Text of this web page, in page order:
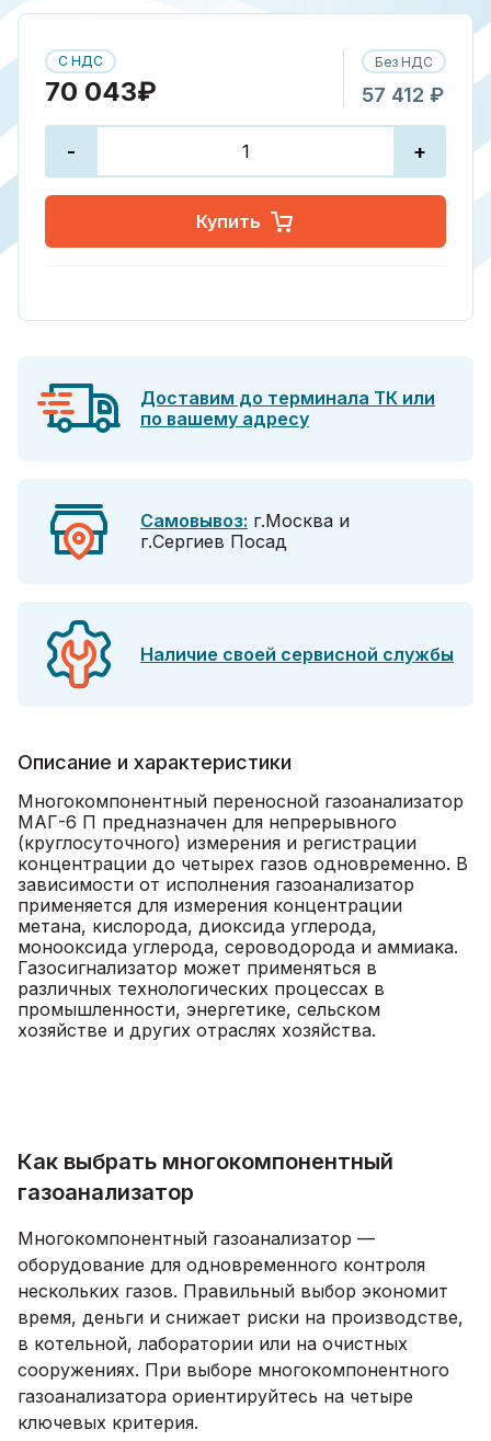
С НДС
70 043₽
Без НДС
57 412 ₽
- +
Купить
Доставим до терминала ТК или
по вашему адресу
Самовывоз: г.Москва и
г.Сергиев Посад
Наличие своей сервисной службы
Описание и характеристики
Многокомпонентный переносной газоанализатор
МАГ-6 П предназначен для непрерывного
(круглосуточного) измерения и регистрации
концентрации до четырех газов одновременно. В
зависимости от исполнения газоанализатор
применяется для измерения концентрации
метана, кислорода, диоксида углерода,
монооксида углерода, сероводорода и аммиака.
Газосигнализатор может применяться в
различных технологических процессах в
промышленности, энергетике, сельском
хозяйстве и других отраслях хозяйства.
Как выбрать многокомпонентный
газоанализатор
Многокомпонентный газоанализатор —
оборудование для одновременного контроля
нескольких газов. Правильный выбор экономит
время, деньги и снижает риски на производстве,
в котельной, лаборатории или на очистных
сооружениях. При выборе многокомпонентного
газоанализатора ориентируйтесь на четыре
ключевых критерия.